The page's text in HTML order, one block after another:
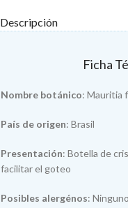
Descripción
Ficha
Nombre botánico: Mauritia
País de origen: Brasil
Presentación: Botella de
facilitar el goteo
Posibles alergénos: Ninguno